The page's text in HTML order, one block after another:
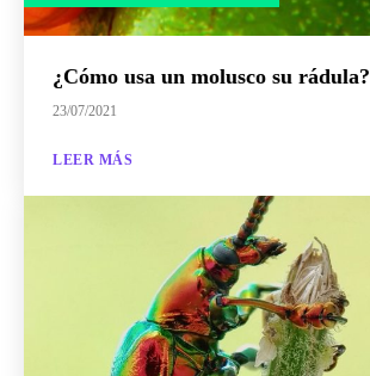
¿Cómo usa un molusco su rádula?
23/07/2021
LEER MÁS